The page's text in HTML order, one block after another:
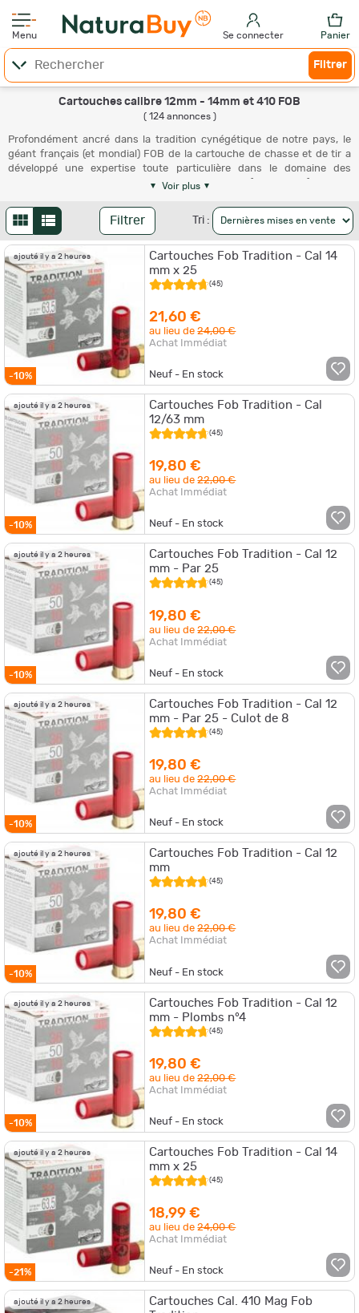
Menu Se connecter Panier
Filtrer
Cartouches calibre 12mm - 14mm et 410 FOB
( 124 annonces )
Profondément ancré dans la tradition cynégétique de notre pays, le
géant français (et mondial) FOB de la cartouche de chasse et de tir a
développé une expertise toute particulière dans le domaine des
munitions pour carabines de jardin et pour fusils ultrafins. Les
offre magistrale de cartouches FOB en calibre 12mm, 14mm ou en
calibre 410 qui leurs sont destinées. Ces cartouches FOB associent
avec un brio unique une définition technique tout à fait traditionnelle et
un chargement avec les composants et en utilisant les méthodes les
plus modernes. Des références d'élite !
Voir plus
Filtrer Tri :
ajouté il y a 2 heures
-10%
Cartouches Fob Tradition - Cal 14
mm x 25
(45)
21,60 €
au lieu de24,00 €
Achat Immédiat
Neuf - En stock
ajouté il y a 2 heures
-10%
Cartouches Fob Tradition - Cal
12/63 mm
(45)
19,80 €
au lieu de22,00 €
Achat Immédiat
Neuf - En stock
ajouté il y a 2 heures
-10%
Cartouches Fob Tradition - Cal 12
mm - Par 25
(45)
19,80 €
au lieu de22,00 €
Achat Immédiat
Neuf - En stock
ajouté il y a 2 heures
-10%
Cartouches Fob Tradition - Cal 12
mm - Par 25 - Culot de 8
(45)
19,80 €
au lieu de22,00 €
Achat Immédiat
Neuf - En stock
ajouté il y a 2 heures
-10%
Cartouches Fob Tradition - Cal 12
mm
(45)
19,80 €
au lieu de22,00 €
Achat Immédiat
Neuf - En stock
ajouté il y a 2 heures
-10%
Cartouches Fob Tradition - Cal 12
mm - Plombs n°4
(45)
19,80 €
au lieu de22,00 €
Achat Immédiat
Neuf - En stock
ajouté il y a 2 heures
-21%
Cartouches Fob Tradition - Cal 14
mm x 25
(45)
18,99 €
au lieu de24,00 €
Achat Immédiat
Neuf - En stock
ajouté il y a 2 heures
Cartouches Cal. 410 Mag Fob